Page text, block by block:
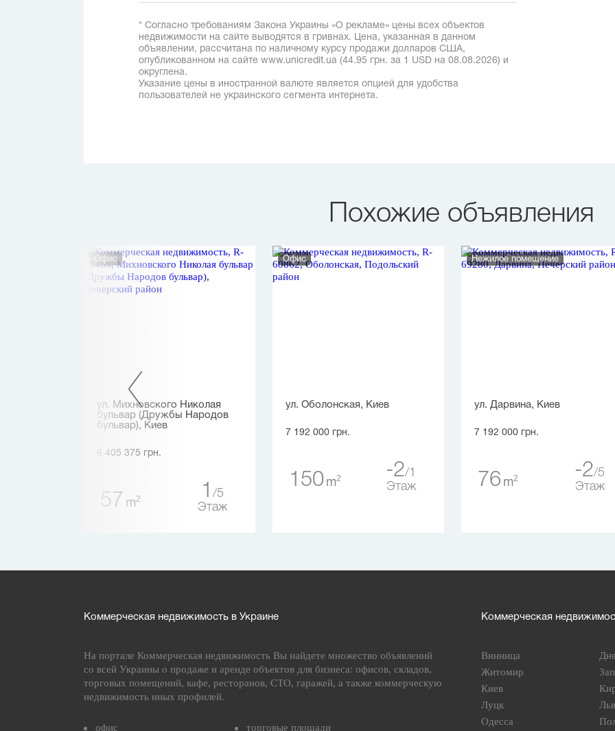
* Согласно требованиям Закона Украины «О рекламе» цены всех объектов
недвижимости на сайте выводятся в гривнах. Цена, указанная в данном
объявлении, рассчитана по наличному курсу продажи долларов США,
опубликованном на сайте www.unicredit.ua (44.95 грн. за 1 USD на 08.08.2026) и
округлена.
Указание цены в иностранной валюте является опцией для удобства
пользователей не украинского сегмента интернета.
Похожие объявления
Офис
ул. Михновского Николая
бульвар (Дружбы Народов
бульвар), Киев
6 405 375 грн.
57 m2 1
5
Этаж
Офис
ул. Оболонская, Киев
7 192 000 грн.
150 m2 -2 1
Этаж
Нежилое помещение
ул. Дарвина, Киев
7 192 000 грн.
76 m2 -2 5
Этаж
Коммерческая недвижимость в Украине
На портале Коммерческая недвижимость Вы найдете множество объявлений
со всей Украины о продаже и аренде объектов для бизнеса: офисов, складов,
торговых помещений, кафе, ресторанов, СТО, гаражей, а также коммерческую
недвижимость иных профилей.
офис торговые площади
Коммерческая
Винница
Житомир
Киев
Луцк
Одесса